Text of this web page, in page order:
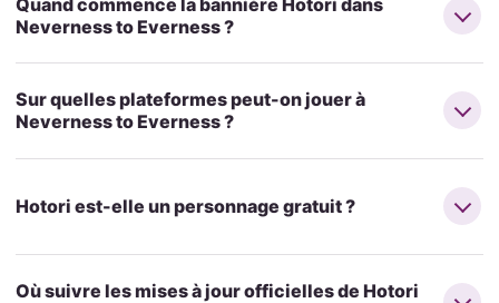
Neverness to Everness ?
Sur quelles plateformes peut-on jouer à
Neverness to Everness ?
Hotori est-elle un personnage gratuit ?
Où suivre les mises à jour officielles de Hotori